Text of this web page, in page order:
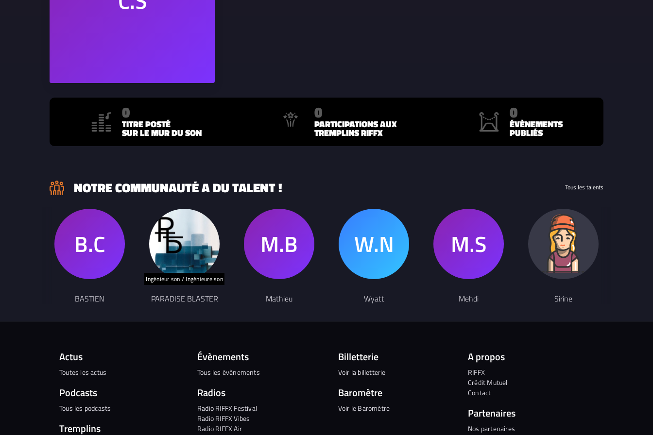
0
TITRE POSTÉ
SUR LE MUR DU SON
0
PARTICIPATIONS AUX
TREMPLINS RIFFX
0
ÉVÈNEMENTS
PUBLIÉS
NOTRE COMMUNAUTÉ A DU TALENT ! Tous les talents
BASTIEN
Ingénieur son / Ingénieure son
PARADISE BLASTER Mathieu Wyatt Mehdi Sirine
Actus
Toutes les actus
Podcasts
Tous les podcasts
Tremplins
Évènements
Tous les évènements
Radios
Radio RIFFX Festival
Radio RIFFX Vibes
Radio RIFFX Air
Billetterie
Voir la billetterie
Baromètre
Voir le Baromètre
A propos
RIFFX
Crédit Mutuel
Contact
Partenaires
Nos partenaires